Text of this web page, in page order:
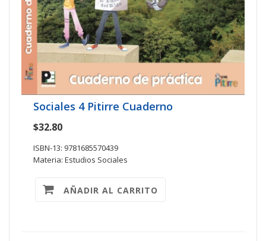
Sociales 4 Pitirre Cuaderno
$32.80
ISBN-13: 9781685570439
Materia: Estudios Sociales
AÑADIR AL CARRITO